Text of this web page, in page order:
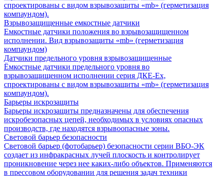
спроектированы с видом взрывозащиты «mb» (герметизация
компаундом).
Взрывозащищенные емкостные датчики
Емкостные датчики положения во взрывозащищенном
исполнении. Вид взрывозащиты «mb» (герметизация
компаундом)
Датчики предельного уровня взрывозащищенные
Ёмкостные датчики предельного уровня во
взрывозащищенном исполнении серия ДКЕ-Ех,
спроектированы с видом взрывозащиты «mb» (герметизация
компаундом).
Барьеры искрозащиты
Барьеры искрозащиты предназначены для обеспечения
искробезопасных цепей, необходимых в условиях опасных
производств, где находятся взрывоопасные зоны.
Световой барьер безопасности
Световой барьер (фотобарьер) безопасности серии ВБО-ЭК
создает из инфракрасных лучей плоскость и контролирует
проникновение через нее каких-либо объектов. Применяются
в прессовом оборудовании для решения задач техники